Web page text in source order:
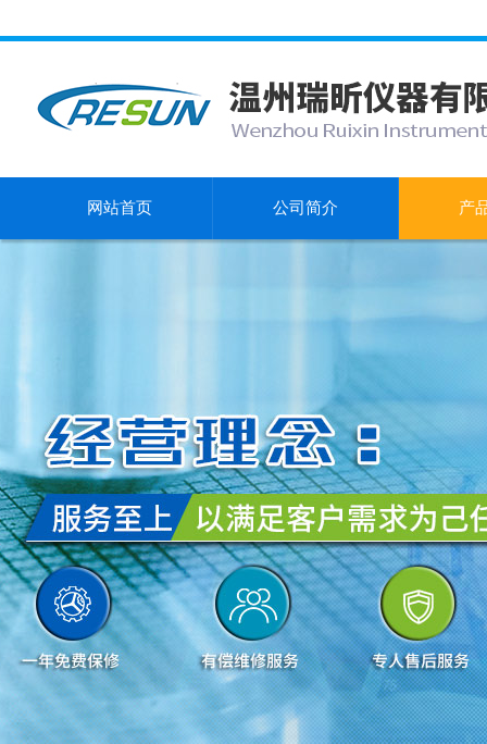
网站首页 公司简介 产